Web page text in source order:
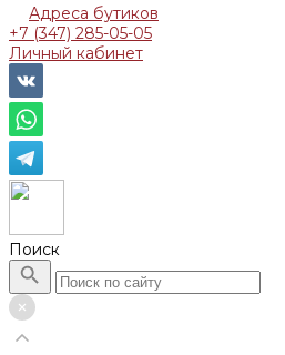
Адреса бутиков
+7 (347) 285-05-05
Личный кабинет
Поиск